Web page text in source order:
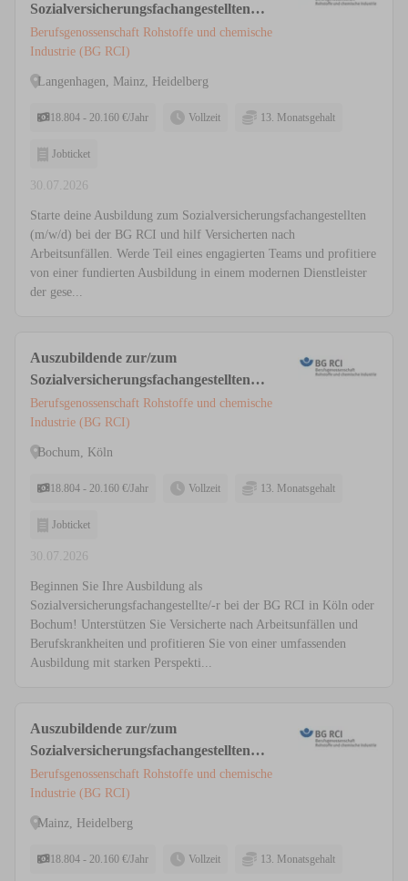
Sozialversicherungsfachangestellten
(m/w/d) Heidelberg, Langenhagen,
Mainz
Berufsgenossenschaft Rohstoffe und chemische
Industrie (BG RCI)
Langenhagen, Mainz, Heidelberg
18.804 - 20.160 €/Jahr Vollzeit 13. Monatsgehalt
Jobticket
30.07.2026
Starte deine Ausbildung zum Sozialversicherungsfachangestellten
(m/w/d) bei der BG RCI und hilf Versicherten nach
Arbeitsunfällen. Werde Teil eines engagierten Teams und profitiere
von einer fundierten Ausbildung in einem modernen Dienstleister
der gese...
Auszubildende zur/zum
Sozialversicherungsfachangestellten
(m/w/d) Köln, Bochum
Berufsgenossenschaft Rohstoffe und chemische
Industrie (BG RCI)
Bochum, Köln
18.804 - 20.160 €/Jahr Vollzeit 13. Monatsgehalt
Jobticket
30.07.2026
Beginnen Sie Ihre Ausbildung als
Sozialversicherungsfachangestellte/-r bei der BG RCI in Köln oder
Bochum! Unterstützen Sie Versicherte nach Arbeitsunfällen und
Berufskrankheiten und profitieren Sie von einer umfassenden
Ausbildung mit starken Perspekti...
Auszubildende zur/zum
Sozialversicherungsfachangestellten
(m/w/d) Heidelberg, Mainz
Berufsgenossenschaft Rohstoffe und chemische
Industrie (BG RCI)
Mainz, Heidelberg
18.804 - 20.160 €/Jahr Vollzeit 13. Monatsgehalt